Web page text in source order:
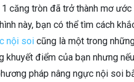
căng tròn đã trở thành mơ
này, bạn có thể tìm cách
nội soi cũng là một trong
khuyết điểm của bạn nhưng
pháp nâng ngực nội soi